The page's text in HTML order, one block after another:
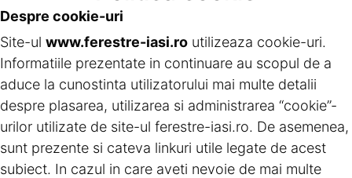
Despre cookie-uri
Site-ul www.ferestre-iasi.ro utilizeaza cookie-uri.
Informatiile prezentate in continuare au scopul de a
aduce la cunostinta utilizatorului mai multe detalii
despre plasarea, utilizarea si administrarea “cookie”-
urilor utilizate de site-ul ferestre-iasi.ro. De asemenea,
sunt prezente si cateva linkuri utile legate de acest
subiect. In cazul in care aveti nevoie de mai multe